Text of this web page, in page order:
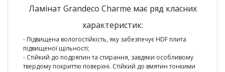
Ламінат Grandeco Charme має ряд класних
характеристик:
- Підвищена вологостійкість, яку забезпечує HDF плита
підвищеної щільності;
- Стійкий до подряпин та стирання, завдяки особливому
твердому покриттю поверхні. Стійкий до вмятин тонкими